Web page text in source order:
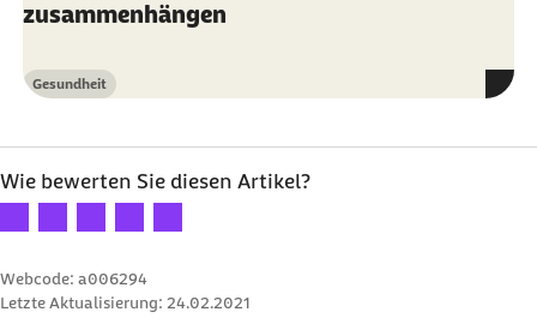
zusammenhängen
Kategorie
Gesundheit
Wie bewerten Sie diesen Artikel?
Ihre Bewertung: 1 Stern
Ihre Bewertung: 2 Sterne
Ihre Bewertung: 3 Sterne
Ihre Bewertung: 4 Sterne
Ihre Bewertung: 5 Sterne
Webcode: a006294
Letzte Aktualisierung: 24.02.2021